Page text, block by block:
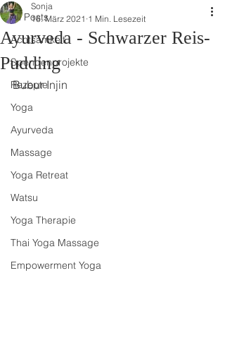
All Posts
Achtsamkeit
Spendenprojekte
Rezepte
Yoga
Ayurveda
Massage
Yoga Retreat
Watsu
Yoga Therapie
Thai Yoga Massage
Empowerment Yoga
Ayurveda - Schwarzer Reis-
Pudding
Sonja
16. März 2021 1 Min. Lesezeit
Bubur Injin